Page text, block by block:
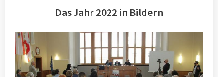
Das Jahr 2022 in Bildern